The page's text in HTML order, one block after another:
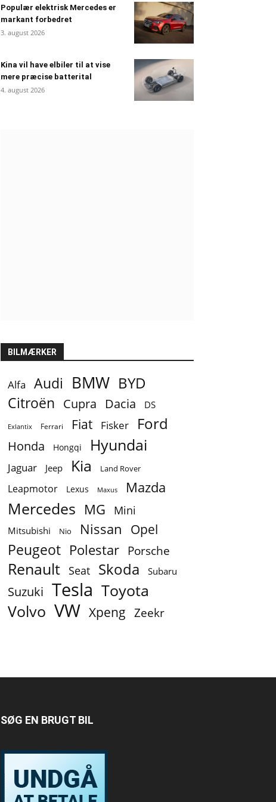
Populær elektrisk Mercedes er
markant forbedret
3. august 2026
Kina vil have elbiler til at vise
mere præcise batterital
4. august 2026
BILMÆRKER
Alfa Audi BMW BYD
Citroën Cupra Dacia DS
Exlantix Ferrari Fiat Fisker Ford
Honda Hongqi Hyundai
Jaguar Jeep Kia Land Rover
Leapmotor Lexus Maxus Mazda
Mercedes MG Mini
Mitsubishi Nio Nissan Opel
Peugeot Polestar Porsche
Renault Seat Skoda Subaru
Suzuki Tesla Toyota
Volvo VW Xpeng Zeekr
SØG EN BRUGT BIL